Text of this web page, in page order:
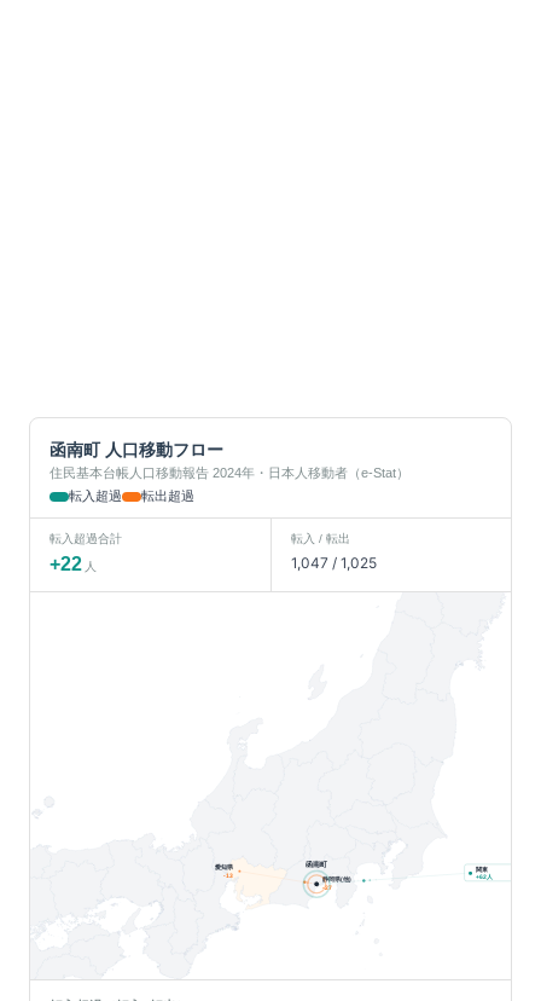
函南町人口移動フロー
住民基本台帳人口移動報告 2024年・日本人移動者（e-Stat）
転入超過
転出超過
転入超過合計
+22 人
転入 / 転出
1,047 / 1,025
愛知県
-13
静岡県(他)
-27
函南町
関東
+62人